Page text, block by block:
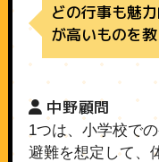
どの行事も魅
が高いものを教
中野顧問
1つは、小学校で
避難を想定して、